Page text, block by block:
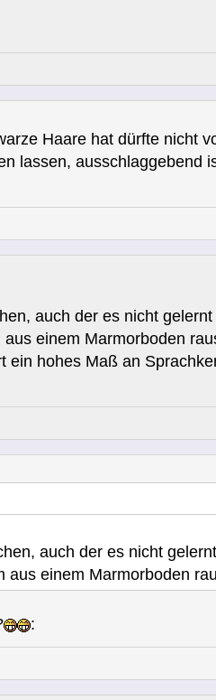
Haare hat dürfte nicht
lassen, ausschlaggebend
auch der es nicht
einem Marmorboden
hohes Maß an
auch der es nicht
einem Marmorboden
: